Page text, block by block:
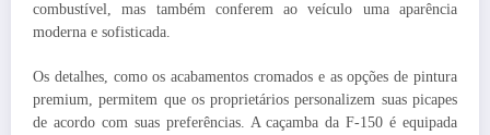
combustível, mas também conferem ao veículo uma aparência
moderna e sofisticada.
Os detalhes, como os acabamentos cromados e as opções de pintura
premium, permitem que os proprietários personalizem suas picapes
de acordo com suas preferências. A caçamba da F-150 é equipada